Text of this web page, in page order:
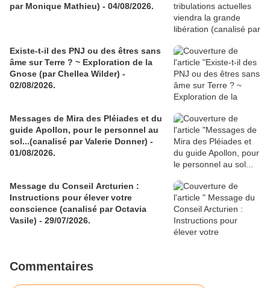
par Monique Mathieu) - 04/08/2026.
Existe-t-il des PNJ ou des êtres sans
âme sur Terre ? ~ Exploration de la
Gnose (par Chellea Wilder) -
02/08/2026.
Messages de Mira des Pléiades et du
guide Apollon, pour le personnel au
sol...(canalisé par Valerie Donner) -
01/08/2026.
Message du Conseil Arcturien :
Instructions pour élever votre
conscience (canalisé par Octavia
Vasile) - 29/07/2026.
Commentaires